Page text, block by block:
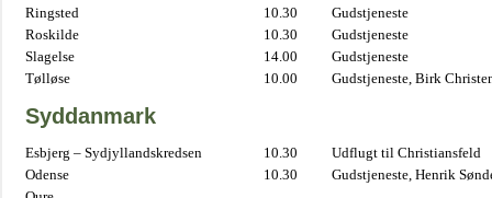
Ringsted 10.30
Gudstjeneste
Roskilde
10.30
Gudstjeneste
Slagelse
14.00
Gudstjeneste
Tølløse
10.00 Gudstjeneste, Birk
Syddanmark
Esbjerg – Sydjyllandskredsen 10.30
Udflugt til Christiansfeld
Odense
10.30
Gudstjeneste, Henrik